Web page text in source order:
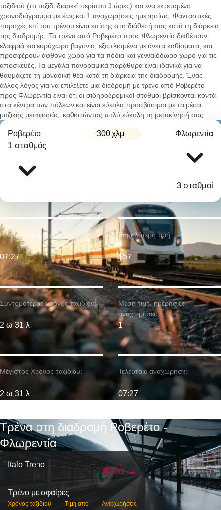
ταξιδιού (το ταξίδι διαρκεί περίπου 3 ώρες) και ένα εκτεταμένο
χρονοδιάγραμμα με έως και 1 αναχωρήσεις ημερησίως. Φανταστικές
παροχές επί του τρένου είναι επίσης στη διάθεσή σας κατά τη διάρκεια
της διαδρομής. Τα τρένα από Ροβερέτο προς Φλωρεντία διαθέτουν
ελαφριά και ευρύχωρα βαγόνια, εξοπλισμένα με άνετα καθίσματα, και
προσφέρουν άφθονο χώρο για τα πόδια και γενναιόδωρο χώρο για τις
αποσκευές. Τα μεγάλα πανοραμικά παράθυρα είναι ιδανικά για να
θαυμάζετε τη μοναδική θέα κατά τη διάρκεια της διαδρομής. Ένας
άλλος λόγος για να επιλέξετε μια διαδρομή με τρένο από Ροβερέτο
προς Φλωρεντία είναι ότι οι σιδηροδρομικοί σταθμοί βρίσκονται κοντά
στα κέντρα των πόλεων και είναι εύκολα προσβάσιμοι με τα μέσα
μαζικής μεταφοράς, καθιστώντας πολύ εύκολη τη μετακίνησή σας.
Ροβερέτο 300 χλμ Φλωρεντία
1 σταθμός
3 σταθμοί
Συντομότερος χρόνος ταξιδιού:
2 ω 31 λ
Η νωρίτερη αναχώρηση:
07:27
Μέγιστος Χρόνος ταξιδιού:
2 ω 31 λ
Χαμηλότερη τιμή:
$57
Μέση τιμή. ημερήσιες
αναχωρήσεις:
1
Τελευταία αναχώρηση:
07:27
Τρένα στη διαδρομή Ροβερέτο -
Φλωρεντία
Italo Treno
Τρένο με σφαίρες
Χρόνος ταξιδιού Τιμη απο Αναχωρήσεις